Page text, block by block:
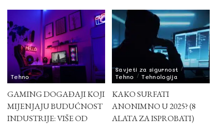
Tehno
GAMING DOGAĐAJI KOJI
MIJENJAJU BUDUĆNOST
INDUSTRIJE: VIŠE OD
Savjeti za sigurnost
Tehno
Tehnologija
KAKO SURFATI
ANONIMNO U 2025? (8
ALATA ZA ISPROBATI)